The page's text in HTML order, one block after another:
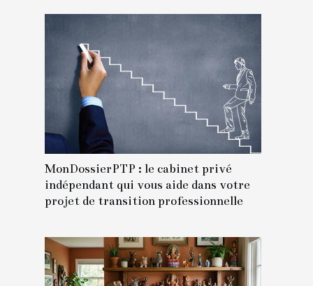
MonDossierPTP : le cabinet privé
indépendant qui vous aide dans votre
projet de transition professionnelle